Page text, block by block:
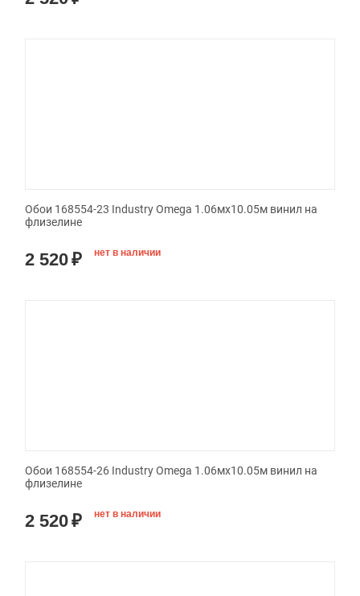
Обои 168554-23 Industry Omega 1.06мx10.05м винил на
флизелине
2 520₽ нет в наличии
Обои 168554-26 Industry Omega 1.06мx10.05м винил на
флизелине
2 520₽ нет в наличии